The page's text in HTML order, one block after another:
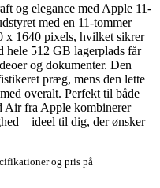
og elegance med Apple 11-
med en 11-tommer
x 1640 pixels, hvilket sikrer
hele 512 GB lagerplads får
og dokumenter. Den
præg, mens den lette
overalt. Perfekt til både
Air fra Apple kombinerer
– ideel til dig, der ønsker
og pris på